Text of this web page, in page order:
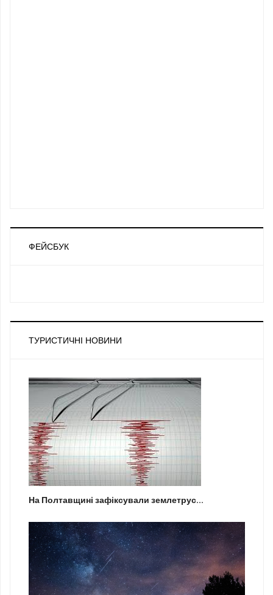
ФЕЙСБУК
ТУРИСТИЧНІ НОВИНИ
На Полтавщині зафіксували землетрус...